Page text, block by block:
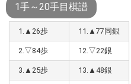
1手～20手目棋譜
1.▲26歩 11.▲77同銀
2.▽84歩 12.▽22銀
3.▲25歩 13.▲48銀